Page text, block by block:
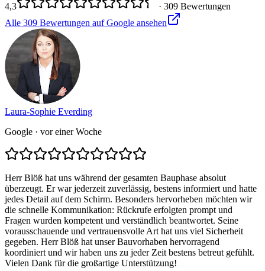
4,3 · 309 Bewertungen
Alle 309 Bewertungen auf Google ansehen
Laura-Sophie Everding
Google · vor einer Woche
Herr Blöß hat uns während der gesamten Bauphase absolut
überzeugt. Er war jederzeit zuverlässig, bestens informiert und hatte
jedes Detail auf dem Schirm. Besonders hervorheben möchten wir
die schnelle Kommunikation: Rückrufe erfolgten prompt und
Fragen wurden kompetent und verständlich beantwortet. Seine
vorausschauende und vertrauensvolle Art hat uns viel Sicherheit
gegeben. Herr Blöß hat unser Bauvorhaben hervorragend
koordiniert und wir haben uns zu jeder Zeit bestens betreut gefühlt.
Vielen Dank für die großartige Unterstützung!